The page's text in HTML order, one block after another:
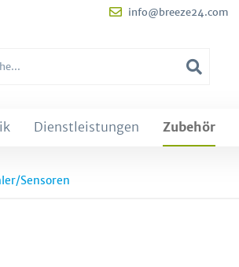
info@breeze24.com
Dienstleistungen Zubehör
Sensoren